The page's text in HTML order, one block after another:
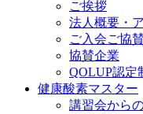
ご挨拶
法人概要・
ご入会ご協
協賛企業
QOLUP認定
健康酸素マスター
講習会から